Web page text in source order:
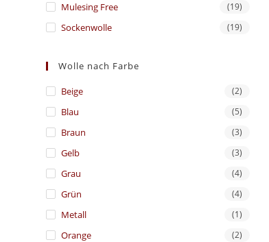
Mulesing Free (19)
Sockenwolle (19)
Wolle nach Farbe
Beige (2)
Blau (5)
Braun (3)
Gelb (3)
Grau (4)
Grün (4)
Metall (1)
Orange (2)